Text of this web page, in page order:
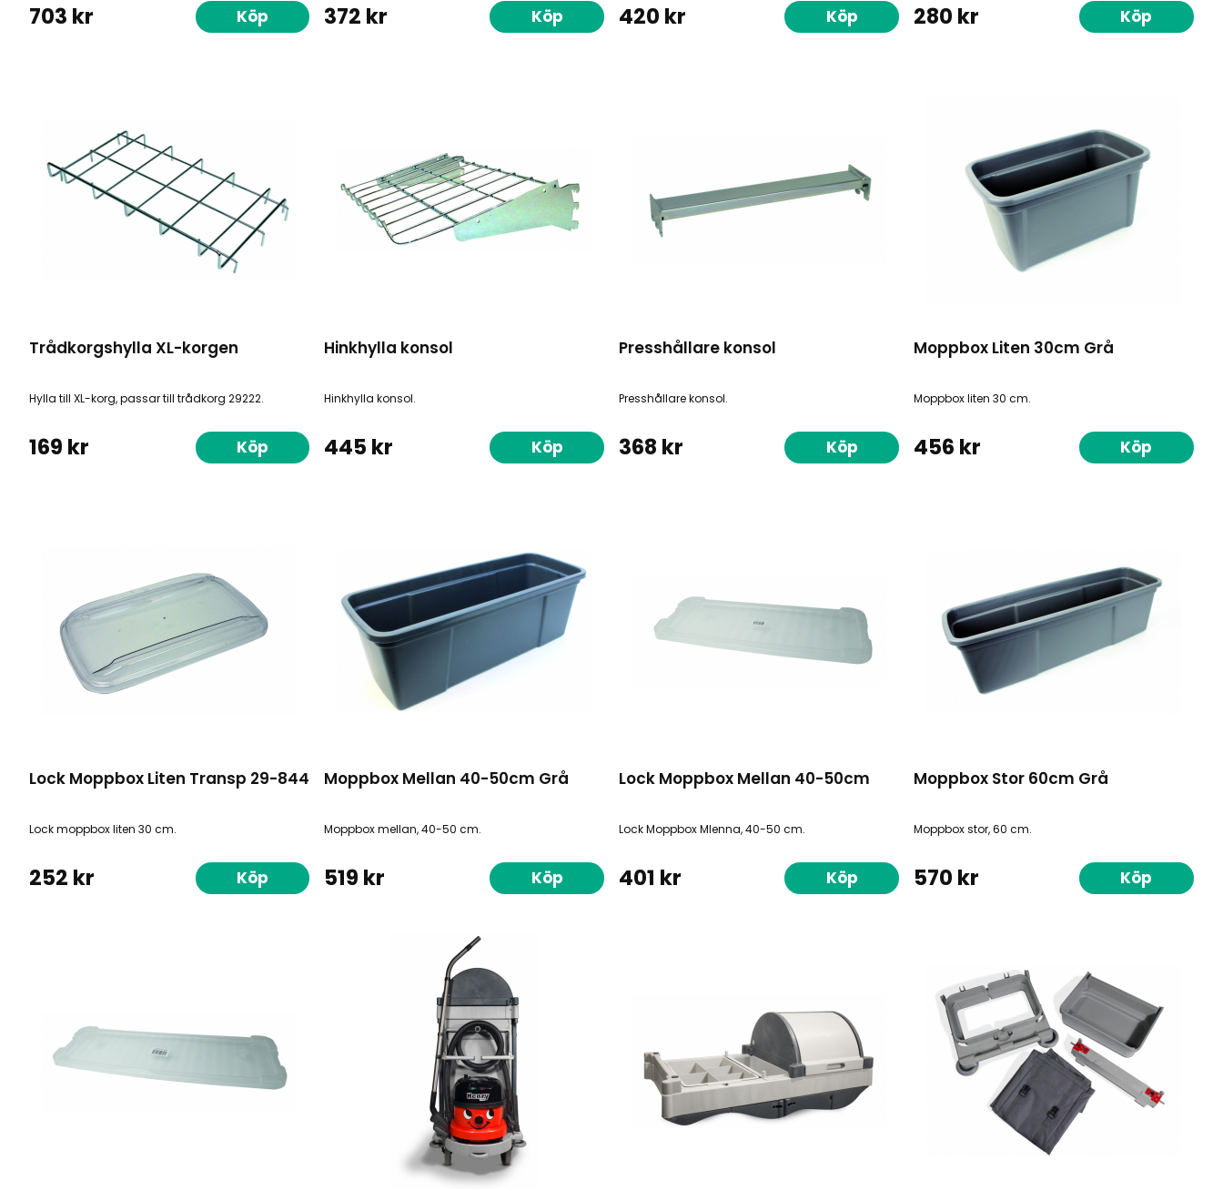
703 kr Köp 372 kr Köp 420 kr Köp 280 kr Köp
Trådkorgshylla XL-korgen
Hylla till XL-korg, passar till trådkorg 29222.
169 kr Köp
Hinkhylla konsol
Hinkhylla konsol.
445 kr Köp
Presshållare konsol
Presshållare konsol.
368 kr Köp
Moppbox Liten 30cm Grå
Moppbox liten 30 cm.
456 kr Köp
Lock Moppbox Liten Transp 29-844
Lock moppbox liten 30 cm.
252 kr Köp
Moppbox Mellan 40-50cm Grå
Moppbox mellan, 40-50 cm.
519 kr Köp
Lock Moppbox Mellan 40-50cm
Lock Moppbox Mlenna, 40-50 cm.
401 kr Köp
Moppbox Stor 60cm Grå
Moppbox stor, 60 cm.
570 kr Köp